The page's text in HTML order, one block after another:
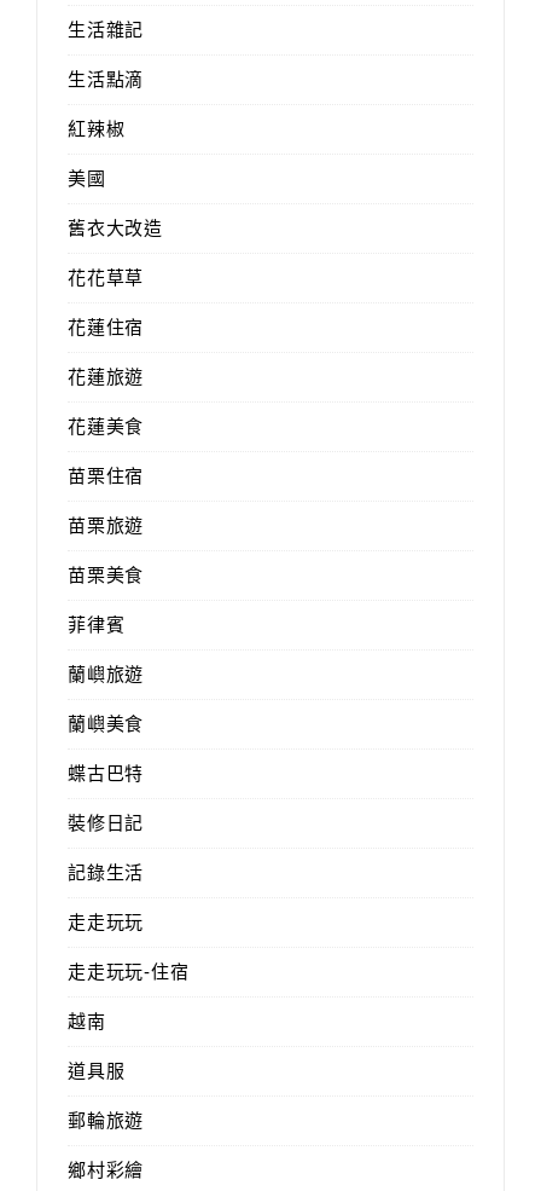
生活雜記
生活點滴
紅辣椒
美國
舊衣大改造
花花草草
花蓮住宿
花蓮旅遊
花蓮美食
苗栗住宿
苗栗旅遊
苗栗美食
菲律賓
蘭嶼旅遊
蘭嶼美食
蝶古巴特
裝修日記
記錄生活
走走玩玩
走走玩玩-住宿
越南
道具服
郵輪旅遊
鄉村彩繪